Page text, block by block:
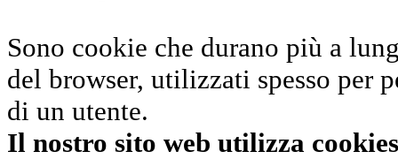
Sono cookie che durano più a
del browser, utilizzati spesso per
di un utente.
Il nostro sito web utilizza